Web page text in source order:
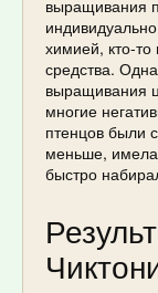
выращивания
химией, кто-
средства.
выращивания
многие
птенцов были
меньше,
быстро